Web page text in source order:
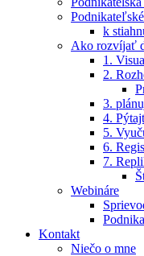
k
Ako rozvíjať
1.
2.
3.
4.
5.
6.
7.
Webináre
Kontakt
Niečo o mne